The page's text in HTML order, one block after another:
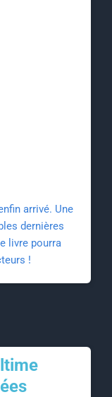
arrivé. Une
dernières
livre pourra
!